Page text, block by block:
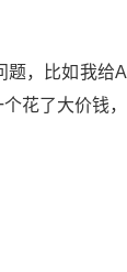
题，比如我给A
花了大价钱，